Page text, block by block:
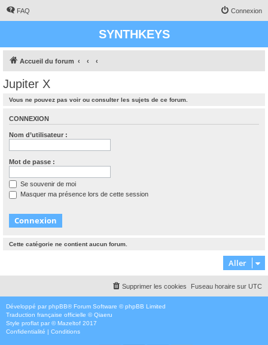
FAQ Connexion
SYNTHKEYS
Accueil du forum
Jupiter X
Vous ne pouvez pas voir ou consulter les sujets de ce forum.
CONNEXION
Nom d’utilisateur :
Mot de passe :
Se souvenir de moi
Masquer ma présence lors de cette session
Cette catégorie ne contient aucun forum.
Aller
Fuseau horaire sur UTC
Supprimer les cookies
Développé par phpBB® Forum Software © phpBB Limited
Traduction française officielle ©Qiaeru
Style proflat par ©Mazeltof 2017
Confidentialité | Conditions